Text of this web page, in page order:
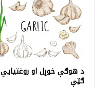
د هوګې خوړل او روغتیایي
ګټې